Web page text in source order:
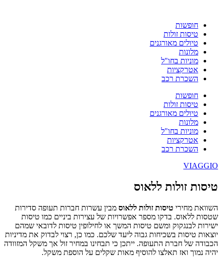
חופשות
טיסות זולות
טיולים מאורגנים
מלונות
מוניות בחו"ל
אטרקציות
השכרת רכב
חופשות
טיסות זולות
טיולים מאורגנים
מלונות
מוניות בחו"ל
אטרקציות
השכרת רכב
VIAGGIO
טיסות זולות ללאוס
השוואת מחירי טיסות זולות ללאוס מבין עשרות חברות תעופה סדירות
שטסות ללאוס. בדקו מספר אפשרויות של עצירות ביניים כמו טיסות
ישירות לבנגקוק ומשם טיסות המשך או לחילופין טיסות לדובאי שמהם
יוצאות טיסות בשכיחות גבוה ליעד שלכם. כמו כן, רצוי לבדוק את מדיניות
הכבודה של חברת התעופה. ייתכן כי תבחינו במחיר זול אך משקל המזוודה
יהיה נמוך ואז תאלצו להוסיף מאות שקלים על הוספת משקל.